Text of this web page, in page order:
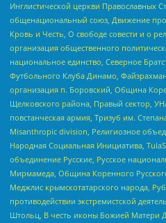
Инглистической церкви Православных
общенациональный союз, Движение
Кровь и Честь, О свободе совести и о
организация общественного
национальное единство, Северное
Футбольного Клуба Динамо,
организация п. Боровский, Община
Щелковского района, Правый сектор,
повстанческая армия, Тризуб им.
Misanthropic division, Религиозное
Народная Социальная Инициатива,
объединение Русские, Русское
Мирмамеда, Община Коренного
Меджлис крымскотатарского народа,
противодействии экстремистской
Штольц, В честь иконы Божией Матери